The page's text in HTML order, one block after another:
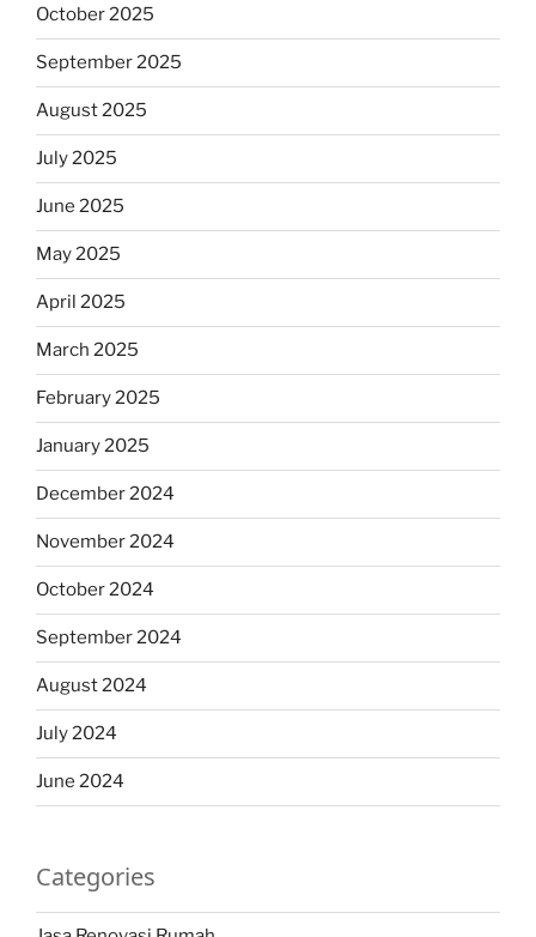
October 2025
September 2025
August 2025
July 2025
June 2025
May 2025
April 2025
March 2025
February 2025
January 2025
December 2024
November 2024
October 2024
September 2024
August 2024
July 2024
June 2024
Categories